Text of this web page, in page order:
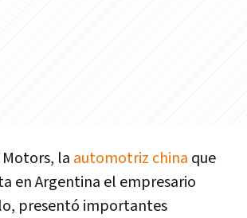
la automotriz china que
en Argentina el empresario
presentó importantes